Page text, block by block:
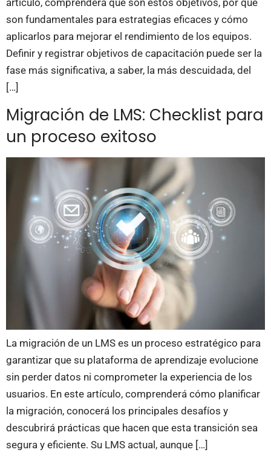
son fundamentales para estrategias eficaces y cómo
aplicarlos para mejorar el rendimiento de los equipos.
Definir y registrar objetivos de capacitación puede ser la
fase más significativa, a saber, la más descuidada, del
[…]
Migración de LMS: Checklist para
un proceso exitoso
La migración de un LMS es un proceso estratégico para
garantizar que su plataforma de aprendizaje evolucione
sin perder datos ni comprometer la experiencia de los
usuarios. En este artículo, comprenderá cómo planificar
la migración, conocerá los principales desafíos y
descubrirá prácticas que hacen que esta transición sea
segura y eficiente. Su LMS actual, aunque […]